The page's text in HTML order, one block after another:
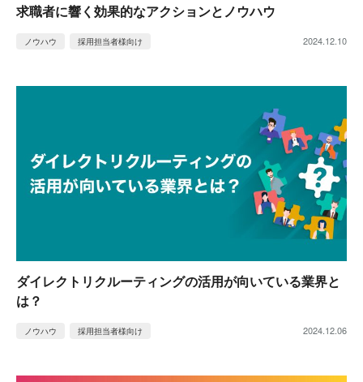
求職者に響く効果的なアクションとノウハウ
ノウハウ 採用担当者様向け 2024.12.10
ダイレクトリクルーティングの活用が向いている業界と
は？
ノウハウ 採用担当者様向け 2024.12.06